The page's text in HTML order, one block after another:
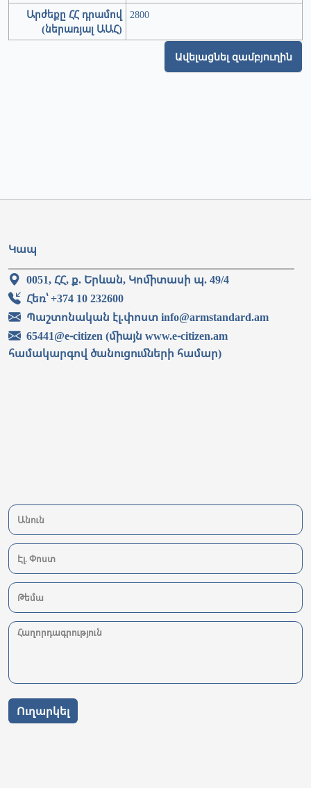
Արժեքը ՀՀ դրամով
(ներառյալ ԱԱՀ)
2800
Ավելացնել զամբյուղին
Կապ
0051, ՀՀ, ք. Երևան, Կոմիտասի պ. 49/4
Հեռ՝ +374 10 232600
Պաշտոնական էլ.փոստ info@armstandard.am
65441@e-citizen (միայն www.e-citizen.am
համակարգով ծանուցումների համար)
Ուղարկել